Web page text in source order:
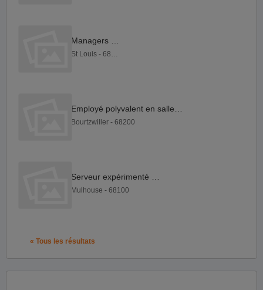
St Louis - 68300
Bourtzwiller - 68200
Mulhouse - 68100
« Tous les résultats